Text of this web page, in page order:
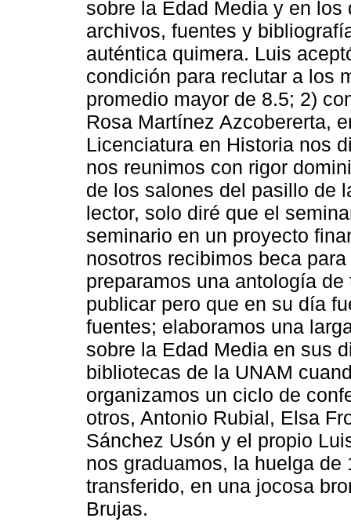
sobre la Edad Media y en
archivos, fuentes y
auténtica quimera. Luis
condición para reclutar a los
promedio mayor de 8.5; 2)
Rosa Martínez Azcobererta,
Licenciatura en Historia nos
nos reunimos con rigor
de los salones del pasillo de
lector, solo diré que el
seminario en un proyecto
nosotros recibimos beca
preparamos una antología
publicar pero que en su día
fuentes; elaboramos una
sobre la Edad Media en sus
bibliotecas de la UNAM
organizamos un ciclo de
otros, Antonio Rubial, Elsa
Sánchez Usón y el propio
nos graduamos, la huelga
transferido, en una jocosa
Brujas.